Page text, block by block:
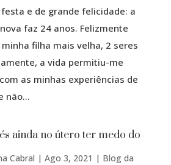
e de grande felicidade: a
faz 24 anos. Felizmente
filha mais velha, 2 seres
a vida permitiu-me
as minhas experiências de
não...
ainda no útero ter medo do
Cabral | Ago 3, 2021 | Blog da